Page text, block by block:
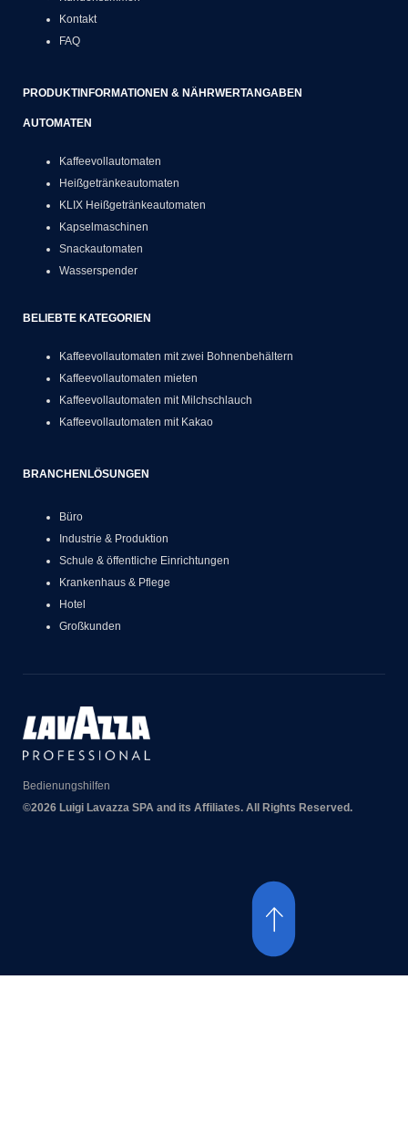
Kontakt
FAQ
PRODUKTINFORMATIONEN & NÄHRWERTANGABEN
AUTOMATEN
Kaffeevollautomaten
Heißgetränkeautomaten
KLIX Heißgetränkeautomaten
Kapselmaschinen
Snackautomaten
Wasserspender
BELIEBTE KATEGORIEN
Kaffeevollautomaten mit zwei Bohnenbehältern
Kaffeevollautomaten mieten
Kaffeevollautomaten mit Milchschlauch
Kaffeevollautomaten mit Kakao
BRANCHENLÖSUNGEN
Büro
Industrie & Produktion
Schule & öffentliche Einrichtungen
Krankenhaus & Pflege
Hotel
Großkunden
Bedienungshilfen
©2026 Luigi Lavazza SPA and its Affiliates. All Rights Reserved.